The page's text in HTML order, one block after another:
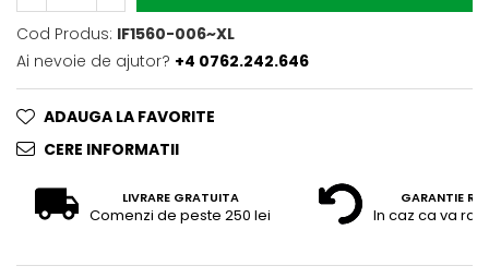
Cod Produs: IF1560-006~XL
Ai nevoie de ajutor? +4 0762.242.646
ADAUGA LA FAVORITE
CERE INFORMATII
LIVRARE GRATUITA
Comenzi de peste 250 lei
GARANTIE
In caz ca va